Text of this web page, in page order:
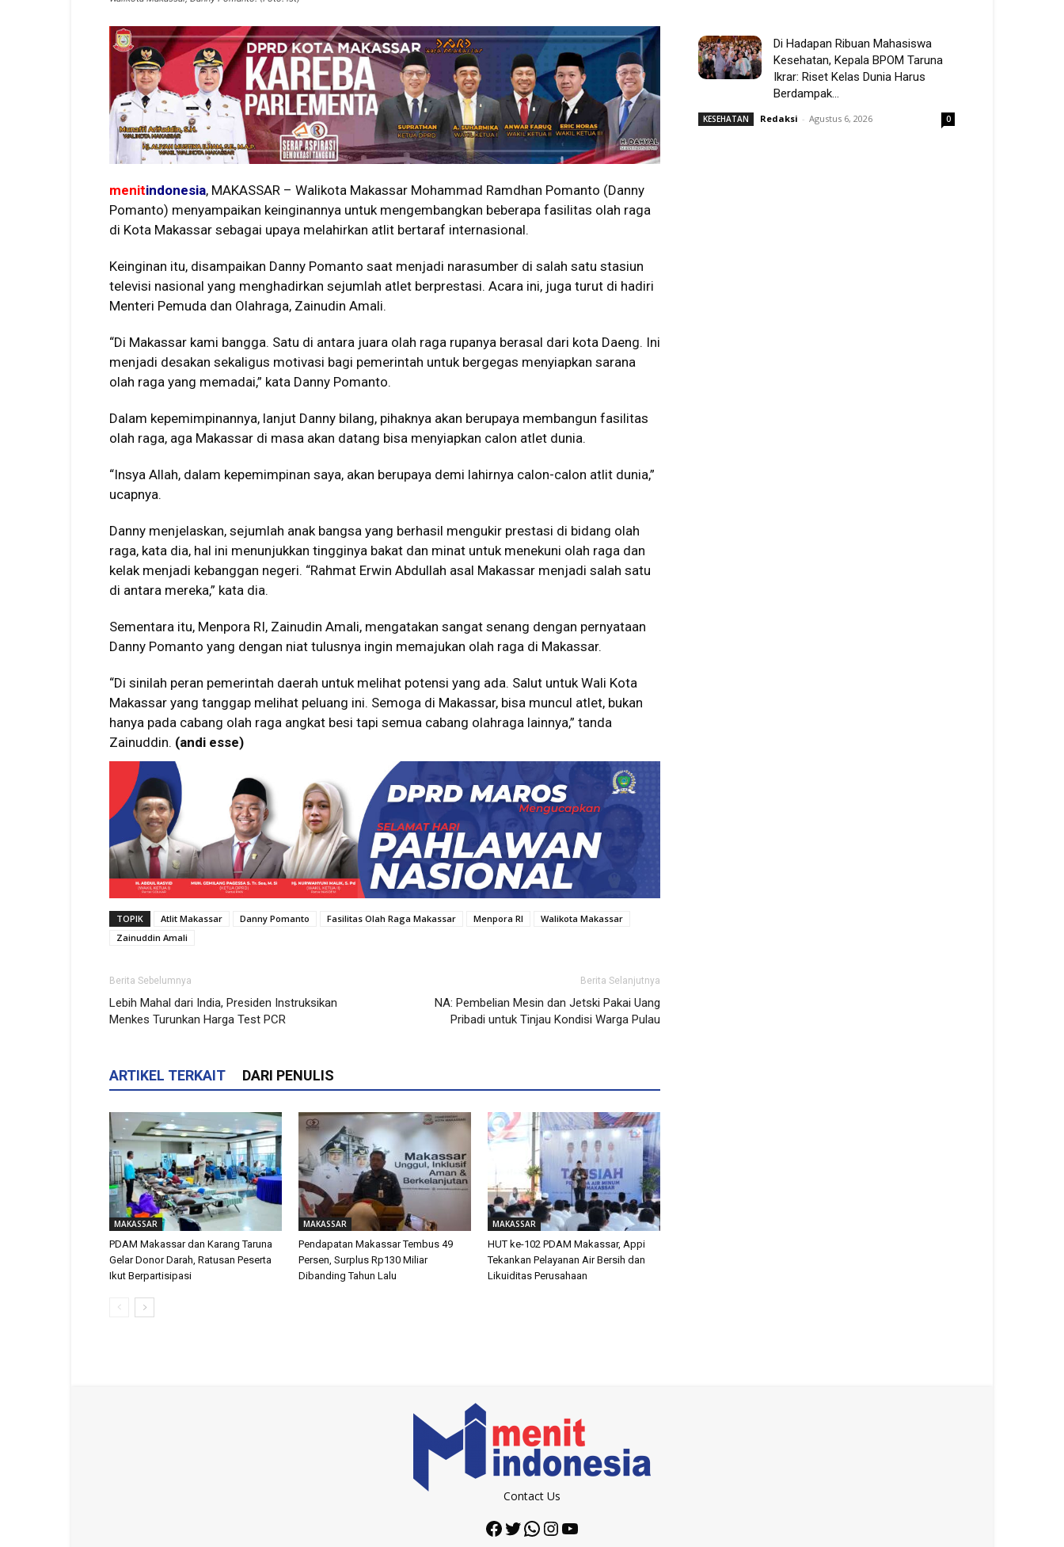
menitindonesia, MAKASSAR – Walikota Makassar Mohammad Ramdhan Pomanto (Danny
Pomanto) menyampaikan keinginannya untuk mengembangkan beberapa fasilitas olah raga
di Kota Makassar sebagai upaya melahirkan atlit bertaraf internasional.
Keinginan itu, disampaikan Danny Pomanto saat menjadi narasumber di salah satu stasiun
televisi nasional yang menghadirkan sejumlah atlet berprestasi. Acara ini, juga turut di hadiri
Menteri Pemuda dan Olahraga, Zainudin Amali.
“Di Makassar kami bangga. Satu di antara juara olah raga rupanya berasal dari kota Daeng. Ini
menjadi desakan sekaligus motivasi bagi pemerintah untuk bergegas menyiapkan sarana
olah raga yang memadai,” kata Danny Pomanto.
Dalam kepemimpinannya, lanjut Danny bilang, pihaknya akan berupaya membangun fasilitas
olah raga, aga Makassar di masa akan datang bisa menyiapkan calon atlet dunia.
“Insya Allah, dalam kepemimpinan saya, akan berupaya demi lahirnya calon-calon atlit dunia,”
ucapnya.
Danny menjelaskan, sejumlah anak bangsa yang berhasil mengukir prestasi di bidang olah
raga, kata dia, hal ini menunjukkan tingginya bakat dan minat untuk menekuni olah raga dan
kelak menjadi kebanggan negeri. “Rahmat Erwin Abdullah asal Makassar menjadi salah satu
di antara mereka,” kata dia.
Sementara itu, Menpora RI, Zainudin Amali, mengatakan sangat senang dengan pernyataan
Danny Pomanto yang dengan niat tulusnya ingin memajukan olah raga di Makassar.
“Di sinilah peran pemerintah daerah untuk melihat potensi yang ada. Salut untuk Wali Kota
Makassar yang tanggap melihat peluang ini. Semoga di Makassar, bisa muncul atlet, bukan
hanya pada cabang olah raga angkat besi tapi semua cabang olahraga lainnya,” tanda
Zainuddin. (andi esse)
TOPIK Atlit Makassar Danny Pomanto Fasilitas Olah Raga Makassar Menpora RI
Walikota Makassar
Zainuddin Amali
Berita Sebelumnya
Lebih Mahal dari India, Presiden Instruksikan
Menkes Turunkan Harga Test PCR
Berita Selanjutnya
NA: Pembelian Mesin dan Jetski Pakai Uang
Pribadi untuk Tinjau Kondisi Warga Pulau
ARTIKEL TERKAIT DARI PENULIS
MAKASSAR
PDAM Makassar dan Karang Taruna
Gelar Donor Darah, Ratusan Peserta
Ikut Berpartisipasi
MAKASSAR
Pendapatan Makassar Tembus 49
Persen, Surplus Rp130 Miliar
Dibanding Tahun Lalu
MAKASSAR
HUT ke-102 PDAM Makassar, Appi
Tekankan Pelayanan Air Bersih dan
Likuiditas Perusahaan
Di Hadapan Ribuan Mahasiswa
Kesehatan, Kepala BPOM Taruna
Ikrar: Riset Kelas Dunia Harus
Berdampak...
KESEHATAN Redaksi - Agustus 6, 2026 0
Contact Us
Facebook
Twitter
WhatsApp
Instagram
YouTube